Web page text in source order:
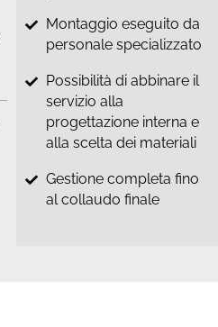
Montaggio eseguito da
personale specializzato
Possibilità di abbinare il
servizio alla
progettazione interna e
alla scelta dei materiali
Gestione completa fino
al collaudo finale